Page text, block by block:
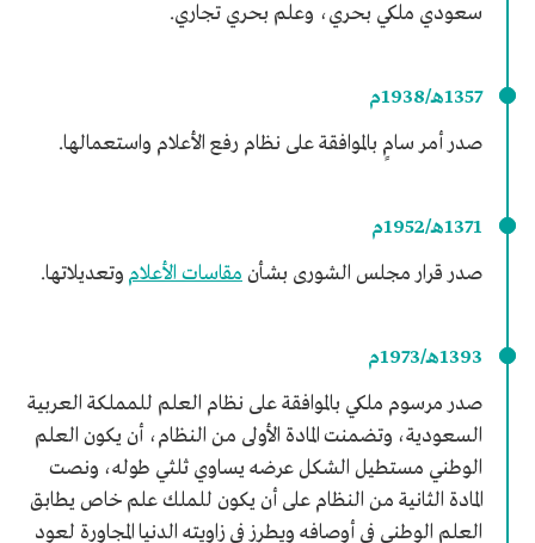
سعودي ملكي بحري، وعلم بحري تجاري.
1357هـ/1938م
صدر أمر سامٍ بالموافقة على نظام رفع الأعلام واستعمالها.
1371هـ/1952م
صدر قرار مجلس الشورى بشأن مقاسات الأعلام وتعديلاتها.
1393هـ/1973م
صدر مرسوم ملكي بالموافقة على نظام العلم للمملكة العربية
السعودية، وتضمنت المادة الأولى من النظام، أن يكون العلم
الوطني مستطيل الشكل عرضه يساوي ثلثي طوله، ونصت
المادة الثانية من النظام على أن يكون للملك علم خاص يطابق
العلم الوطني في أوصافه ويطرز في زاويته الدنيا المجاورة لعود